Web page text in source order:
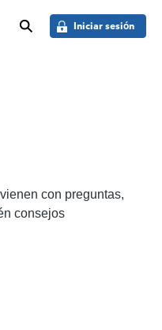
buscar Iniciar sesión
con preguntas,
consejos